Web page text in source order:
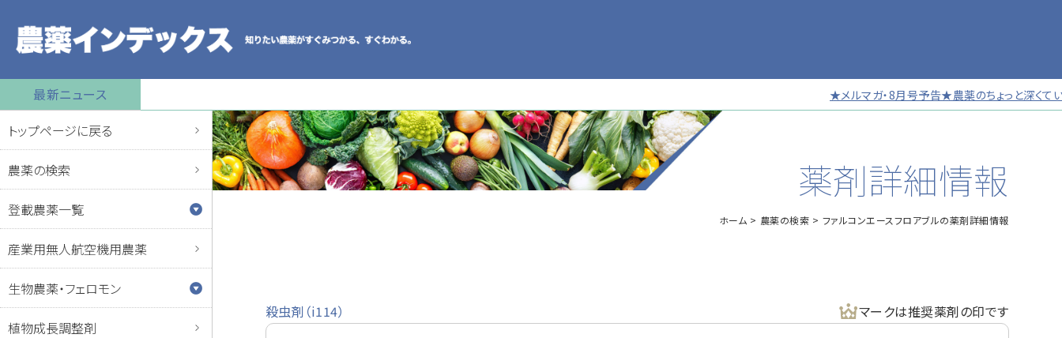
最新ニュース ★メルマガ・8月号予告★農薬のちょっと深く
トップページに戻る
農薬の検索
登載農薬一覧
産業用無人航空機用農薬
生物農薬・フェロモン
植物成長調整剤
薬剤詳細情報
ホーム 農薬の検索 ファルコンエースフロアブルの薬剤詳細情報
殺虫剤（i114） マークは推奨薬剤の印です